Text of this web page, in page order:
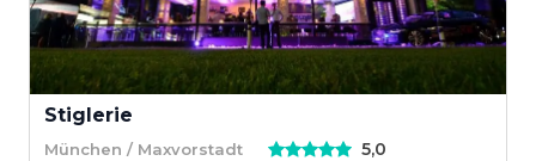
Stiglerie
München / Maxvorstadt 5,0